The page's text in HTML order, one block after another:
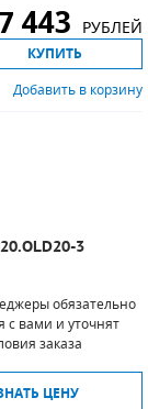
443 РУБЛЕЙ
КУПИТЬ
Добавить в корзину
3
обязательно
с вами и уточнят
заказа
ЦЕНУ